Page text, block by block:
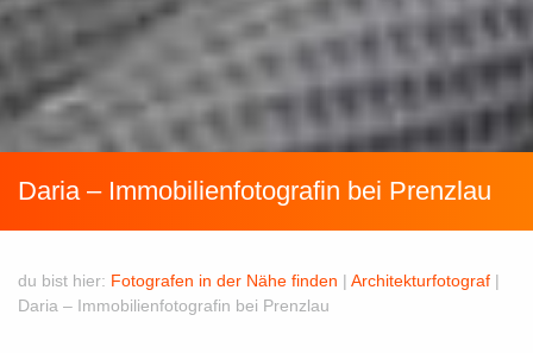
Daria – Immobilienfotografin bei Prenzlau
du bist hier: Fotografen in der Nähe finden | Architekturfotograf |
Daria – Immobilienfotografin bei Prenzlau